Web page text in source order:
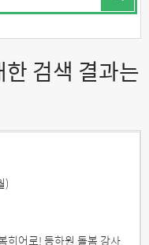
한 검색 결과는
)
히어로! 등하원 돌봄 강사